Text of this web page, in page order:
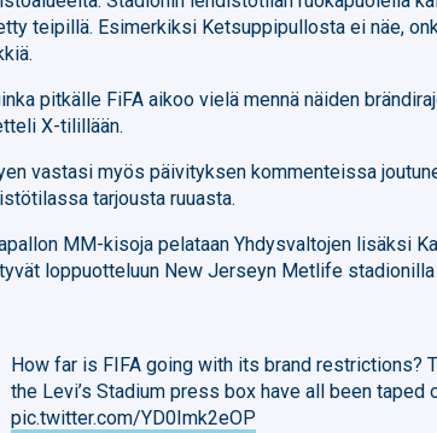
teipillä. Esimerkiksi Ketsuppipullosta ei näe,
pitkälle FiFA aikoo vielä mennä näiden
X-tilillään.
vastasi myös päivityksen kommenteissa
tarjousta ruuasta.
MM-kisoja pelataan Yhdysvaltojen lisäksi
loppuotteluun New Jerseyn Metlife stadionilla
How far is FIFA going with its brand restrictions?
the Levi’s Stadium press box have all been taped
pic.twitter.com/YD0Imk2eOP